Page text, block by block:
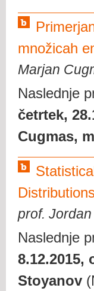
množicah
Marjan
Naslednje
četrtek,
Cugmas,
prof.
Naslednje
8.12.2015,
Stoyanov